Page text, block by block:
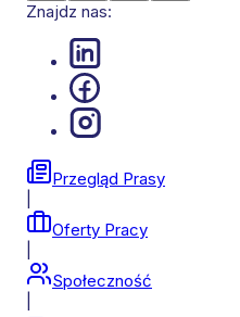
Znajdz nas:
Przegląd Prasy
Oferty Pracy
Społeczność